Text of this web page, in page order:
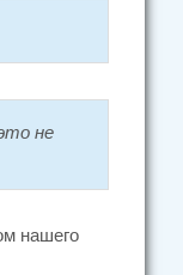
не
нашего